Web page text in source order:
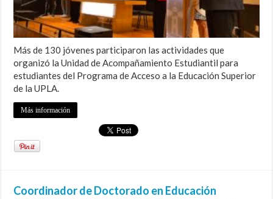
Más de 130 jóvenes participaron las actividades que
organizó la Unidad de Acompañamiento Estudiantil para
estudiantes del Programa de Acceso a la Educación Superior
de la UPLA.
Más información
Coordinador de Doctorado en Educación